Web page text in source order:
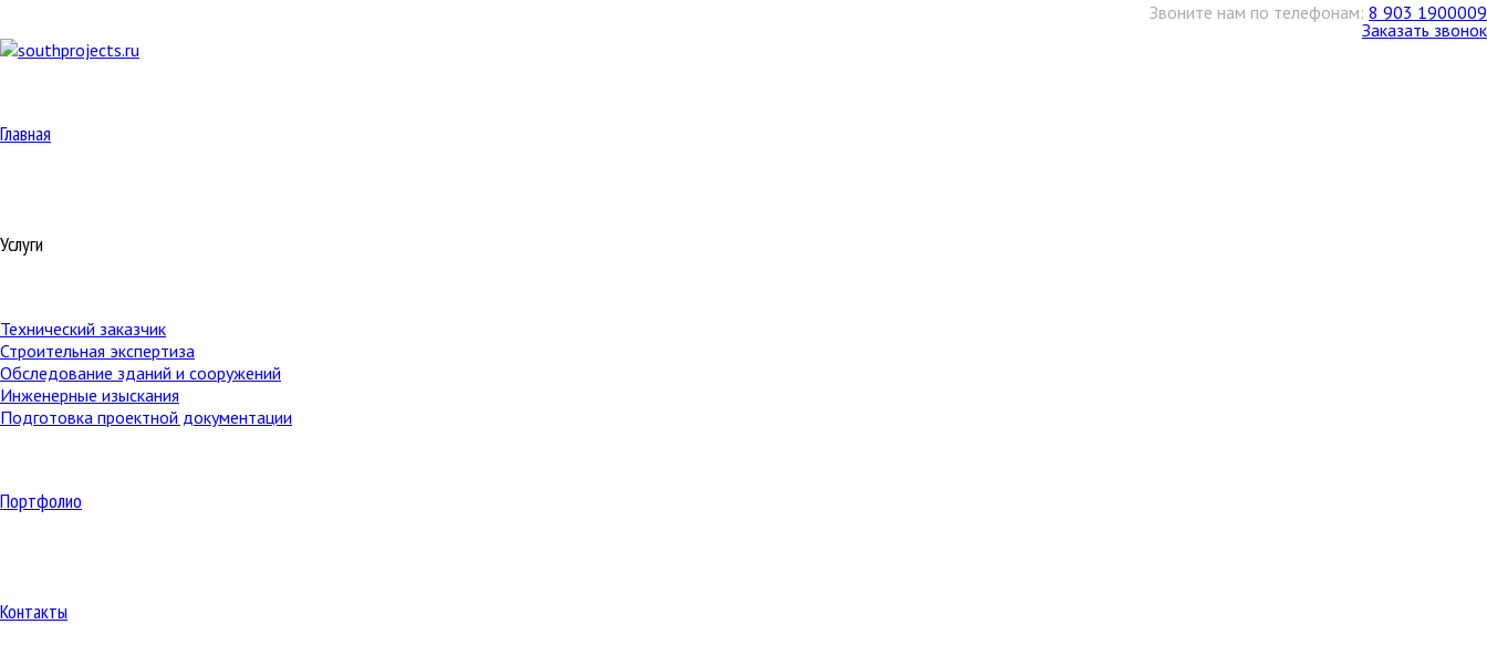
Звоните нам по телефонам: 8 903 1900009
Заказать звонок
Главная
Услуги
Технический заказчик
Строительная экспертиза
Обследование зданий и сооружений
Инженерные изыскания
Подготовка проектной документации
Портфолио
Контакты